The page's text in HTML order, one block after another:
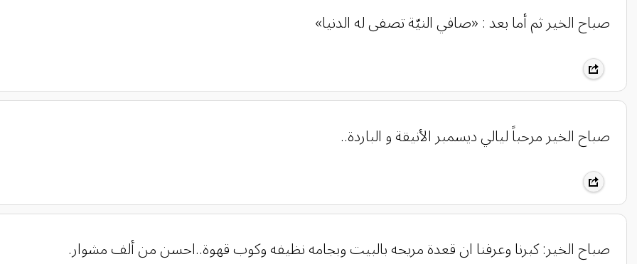
‏صباح الخير ثم أما بعد : ‏«صافي النيّة تصفى له الدنيا»
صباح الخير مرحباً ليالي ديسمبر الأنيقة و الباردة..
صباح الخير: كبرنا وعرفنا ان قعدة مريحه بالبيت وبجامه نظيفه وكوب قهوة..احسن من ألف مشوار.